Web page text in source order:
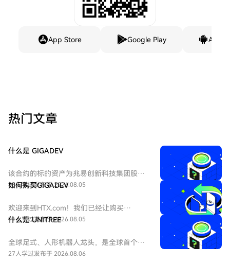
App Store Google Play
热门文章
什么是 GIGADEV
该合约的标的资产为兆易创新科技集团股份
有限公司 - H股（HKEX：3986）。兆易创新
电路的设计和研发的中国公司。
88人学过发布于 2026.08.05
如何购买GIGADEV
欢迎来到HTX.com！我们已经让购买
GIGADEC（GIGADEV）变得简单而便捷。跟
之旅。第一步：创建您的HTX账户使用您的
电子邮件、手机号码注册一个免费账户在
91人学过发布于 2026.08.05
什么是 UNITREE
全球足式、人形机器人龙头，是全球首个大
规模商业化零售高性能四足机器人的企业。
27人学过发布于 2026.08.06